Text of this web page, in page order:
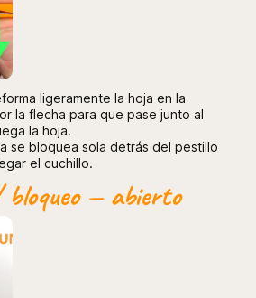
ligeramente la hoja en la
la flecha para que pase junto al
la hoja.
se bloquea sola detrás del pestillo
el cuchillo.
bloqueo — abierto